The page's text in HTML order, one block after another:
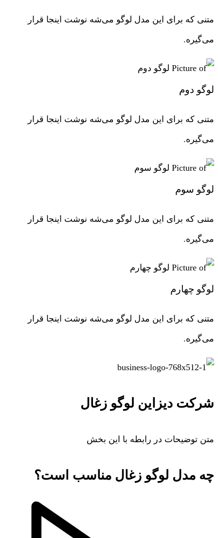
متنی که برای این مدل لوگو می‌شه نوشت اینجا قرار
می‌گیره.
لوگو دوم
متنی که برای این مدل لوگو می‌شه نوشت اینجا قرار
می‌گیره.
لوگو سوم
متنی که برای این مدل لوگو می‌شه نوشت اینجا قرار
می‌گیره.
لوگو چهارم
متنی که برای این مدل لوگو می‌شه نوشت اینجا قرار
می‌گیره.
شرکت دیزاین لوگو زغال
متن توضیحات در رابطه با این بخش
چه مدل لوگو زغال مناسب است؟